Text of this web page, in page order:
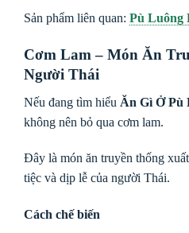
Sản phẩm liên quan: Pù Luông
Cơm Lam – Món Ăn
Người Thái
Nếu đang tìm hiểu Ăn Gì Ở Pù
không nên bỏ qua cơm lam.
Đây là món ăn truyền thống
tiệc và dịp lễ của người Thái.
Cách chế biến